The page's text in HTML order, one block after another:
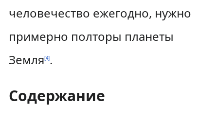
человечество ежегодно, нужно
примерно полторы планеты
Земля[4].
Содержание